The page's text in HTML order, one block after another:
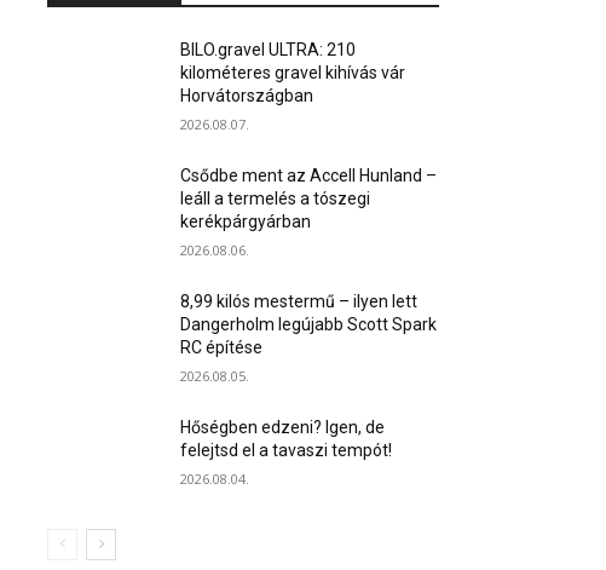
BILO.gravel ULTRA: 210
kilométeres gravel kihívás vár
Horvátországban
2026.08.07.
Csődbe ment az Accell Hunland –
leáll a termelés a tószegi
kerékpárgyárban
2026.08.06.
8,99 kilós mestermű – ilyen lett
Dangerholm legújabb Scott Spark
RC építése
2026.08.05.
Hőségben edzeni? Igen, de
felejtsd el a tavaszi tempót!
2026.08.04.